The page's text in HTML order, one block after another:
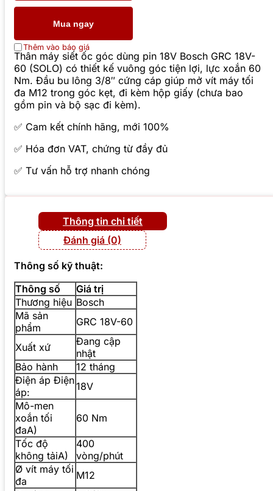
Mua ngay
Thêm vào báo giá
Thân máy siết ốc góc dùng pin 18V Bosch GRC 18V-
60 (SOLO) có thiết kế vuông góc tiện lợi, lực xoắn 60
Nm. Đầu bu lông 3/8″ cứng cáp giúp mở vít máy tối
đa M12 trong góc kẹt, đi kèm hộp giấy (chưa bao
gồm pin và bộ sạc đi kèm).
✅ Cam kết chính hãng, mới 100%
✅ Hóa đơn VAT, chứng từ đầy đủ
✅ Tư vấn hỗ trợ nhanh chóng
Thông tin chi tiết
Đánh giá (0)
Thông số kỹ thuật:
Thông số
Giá trị
Thương hiệu Bosch
Mã sản
phẩm
GRC 18V-60
Xuất xứ
Đang cập
nhật
Bảo hành
12 tháng
Điện áp Điện
áp:
18V
Mô-men
xoắn tối
đaA)
60 Nm
Tốc độ
không tảiA)
400
vòng/phút
Ø vít máy tối
đa
M12